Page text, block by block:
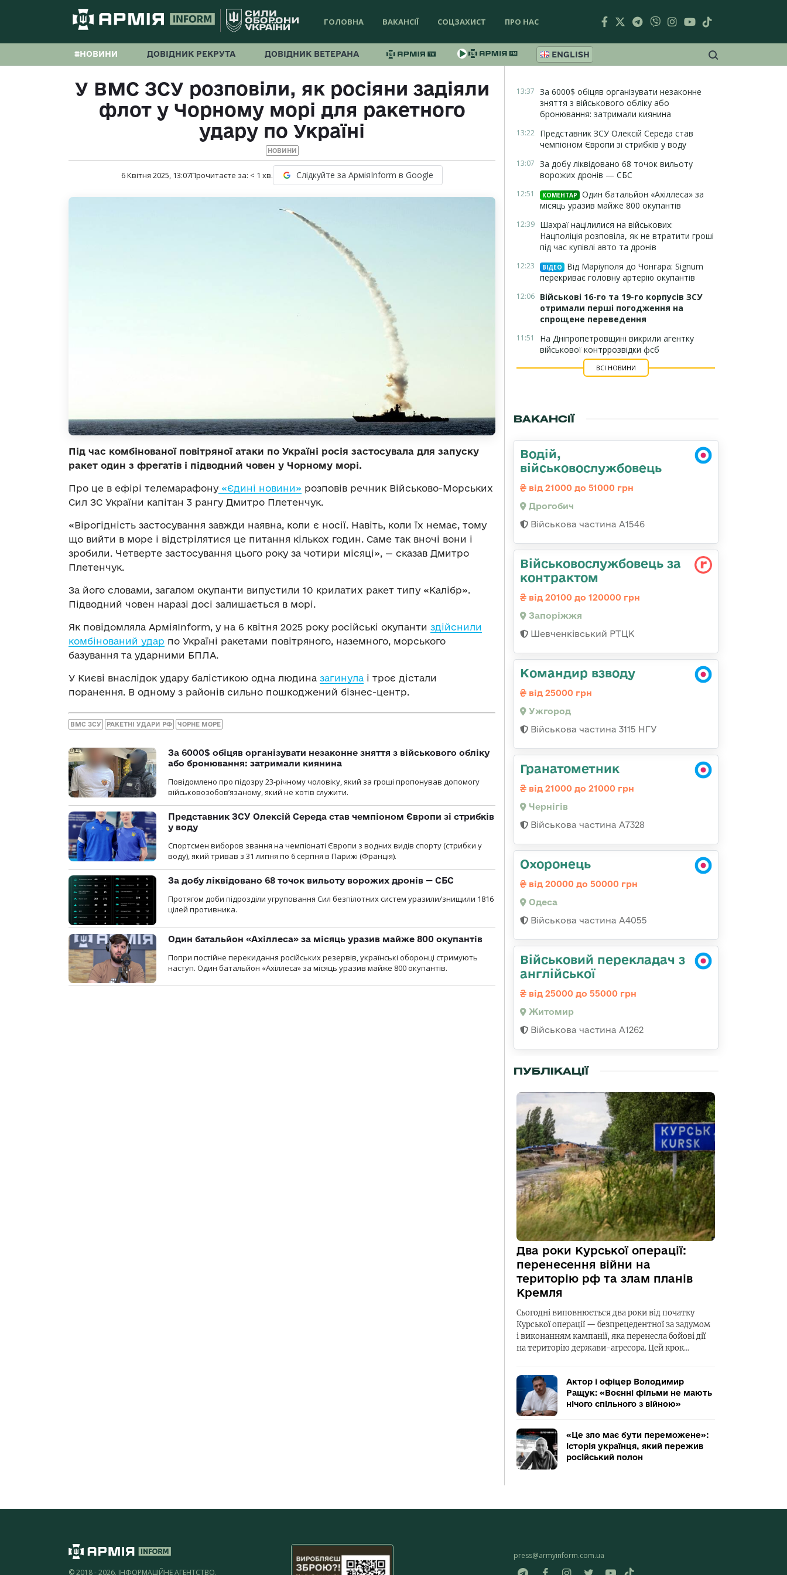
ГОЛОВНА ВАКАНСІЇ СОЦЗАХИСТ ПРО НАС
#НОВИНИ ДОВІДНИК РЕКРУТА ДОВІДНИК ВЕТЕРАНА ENGLISH
У ВМС ЗСУ розповіли, як росіяни задіяли
флот у Чорному морі для ракетного
удару по Україні
НОВИНИ
6 Квітня 2025, 13:07Прочитаєте за: < 1 хв. Слідкуйте за АрміяInform в Google
Під час комбінованої повітряної атаки по Україні росія застосувала для запуску
ракет один з фрегатів і підводний човен у Чорному морі.
Про це в ефірі телемарафону «Єдині новини» розповів речник Військово-Морських
Сил ЗС України капітан 3 рангу Дмитро Плетенчук.
«Вірогідність застосування завжди наявна, коли є носії. Навіть, коли їх немає, тому
що вийти в море і відстрілятися це питання кількох годин. Саме так вночі вони і
зробили. Четверте застосування цього року за чотири місяці», — сказав Дмитро
Плетенчук.
За його словами, загалом окупанти випустили 10 крилатих ракет типу «Калібр».
Підводний човен наразі досі залишається в морі.
Як повідомляла АрміяInform, у на 6 квітня 2025 року російські окупанти здійснили
комбінований удар по Україні ракетами повітряного, наземного, морського
базування та ударними БПЛА.
У Києві внаслідок удару балістикою одна людина загинула і троє дістали
поранення. В одному з районів сильно пошкоджений бізнес-центр.
ВМС ЗСУ РАКЕТНІ УДАРИ РФ ЧОРНЕ МОРЕ
За 6000$ обіцяв організувати незаконне зняття з військового обліку
або бронювання: затримали киянина
Повідомлено про підозру 23-річному чоловіку, який за гроші пропонував допомогу
військовозобов’язаному, який не хотів служити.
Представник ЗСУ Олексій Середа став чемпіоном Європи зі стрибків
у воду
Спортсмен виборов звання на чемпіонаті Європи з водних видів спорту (стрибки у
воду), який тривав з 31 липня по 6 серпня в Парижі (Франція).
За добу ліквідовано 68 точок вильоту ворожих дронів — СБС
Протягом доби підрозділи угруповання Сил безпілотних систем уразили/знищили 1816
цілей противника.
Один батальйон «Ахіллеса» за місяць уразив майже 800 окупантів
Попри постійне перекидання російських резервів, українські оборонці стримують
наступ. Один батальйон «Ахіллеса» за місяць уразив майже 800 окупантів.
13:37 За 6000$ обіцяв організувати незаконне
зняття з військового обліку або
бронювання: затримали киянина
13:22 Представник ЗСУ Олексій Середа став
чемпіоном Європи зі стрибків у воду
13:07 За добу ліквідовано 68 точок вильоту
ворожих дронів — СБС
12:51 КОМЕНТАР
Один батальйон «Ахіллеса» за
місяць уразив майже 800 окупантів
12:39 Шахраї націлилися на військових:
Нацполіція розповіла, як не втратити гроші
під час купівлі авто та дронів
12:23 ВІДЕО
Від Маріуполя до Чонгара: Signum
перекриває головну артерію окупантів
12:06 Військові 16-го та 19-го корпусів ЗСУ
отримали перші погодження на
спрощене переведення
11:51
На Дніпропетровщині викрили агентку
військової контррозвідки фсб
ВСІ НОВИНИ
ВАКАНСІЇ
Водій,
військовослужбовець
від 21000 до 51000 грн
Дрогобич
Військова частина А1546
Військовослужбовець за
контрактом
від 20100 до 120000 грн
Запоріжжя
Шевченківський РТЦК
Командир взводу
від 25000 грн
Ужгород
Військова частина 3115 НГУ
Гранатометник
від 21000 до 21000 грн
Чернігів
Військова частина А7328
Охоронець
від 20000 до 50000 грн
Одеса
Військова частина А4055
Військовий перекладач з
англійської
від 25000 до 55000 грн
Житомир
Військова частина А1262
ПУБЛІКАЦІЇ
Два роки Курської операції:
перенесення війни на
територію рф та злам планів
Кремля
Сьогодні виповнюється два роки від початку
Курської операції — безпрецедентної за задумом
і виконанням кампанії, яка перенесла бойові дії
на територію держави-агресора. Цей крок…
Актор і офіцер Володимир
Ращук: «Воєнні фільми не мають
нічого спільного з війною»
«Це зло має бути переможене»:
історія українця, який пережив
російський полон
© 2018 - 2026, ІНФОРМАЦІЙНЕ АГЕНТСТВО,
press@armyinform.com.ua